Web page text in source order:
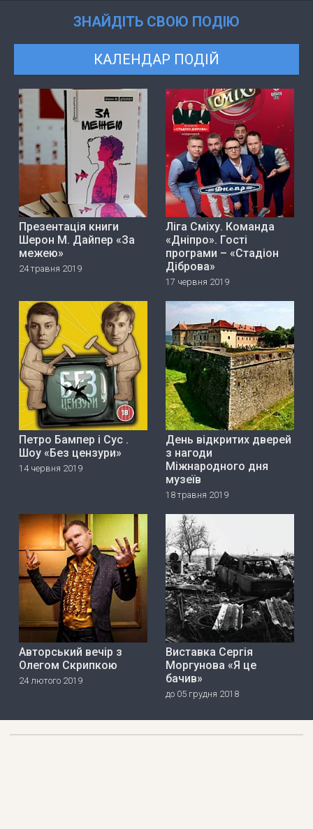
ЗНАЙДІТЬ СВОЮ ПОДІЮ
КАЛЕНДАР ПОДІЙ
Презентація книги
Шерон М. Дайпер «За
межею»
24 травня 2019
Ліга Сміху. Команда
«Дніпро». Гості
програми – «Стадіон
Діброва»
17 червня 2019
Петро Бампер і Сус .
Шоу «Без цензури»
14 червня 2019
День відкритих дверей
з нагоди
Міжнародного дня
музеїв
18 травня 2019
Авторський вечір з
Олегом Скрипкою
24 лютого 2019
Виставка Сергія
Моргунова «Я це
бачив»
до 05 грудня 2018